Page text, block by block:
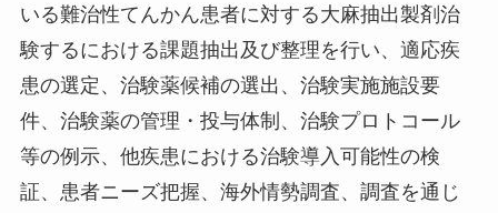
いる難治性てんかん患者に対する大麻抽出製剤治
験するにおける課題抽出及び整理を行い、適応疾
患の選定、治験薬候補の選出、治験実施施設要
件、治験薬の管理・投与体制、治験プロトコール
等の例示、他疾患における治験導入可能性の検
証、患者ニーズ把握、海外情勢調査、調査を通じ